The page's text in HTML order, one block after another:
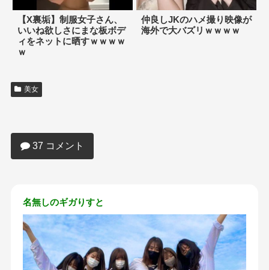
【X裏垢】制服女子さん、
いいね欲しさにまな板ボデ
ィをネットに晒すｗｗｗｗ
ｗ
仲良しJKのハメ撮り映像が
海外で大バズリｗｗｗｗ
美女
チしたい女の子ｗｗｗｗｗｗｗｗｗｗ
37 コメント
名無しのギガりすと